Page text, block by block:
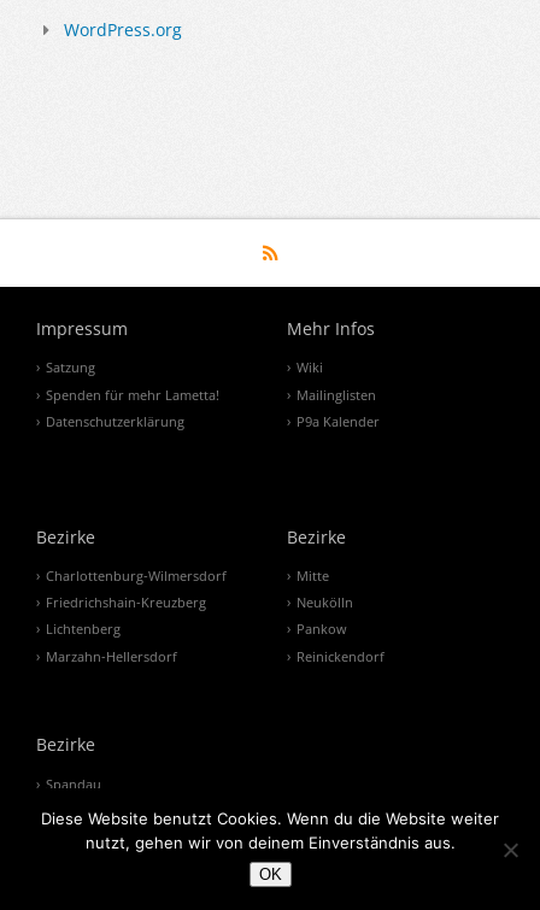
WordPress.org
Impressum
Satzung
Spenden für mehr Lametta!
Datenschutzerklärung
Mehr Infos
Wiki
Mailinglisten
P9a Kalender
Bezirke
Charlottenburg-Wilmersdorf
Friedrichshain-Kreuzberg
Lichtenberg
Marzahn-Hellersdorf
Bezirke
Mitte
Neukölln
Pankow
Reinickendorf
Bezirke
Spandau
Steglitz-Zehlendorf
Tempelhof-Schöneberg
Diese Website benutzt Cookies. Wenn du die Website weiter
nutzt, gehen wir von deinem Einverständnis aus.
OK